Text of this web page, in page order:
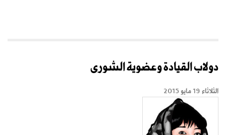
دولاب القيادة وعضوية الشورى
الثلاثاء 19 مايو 2015